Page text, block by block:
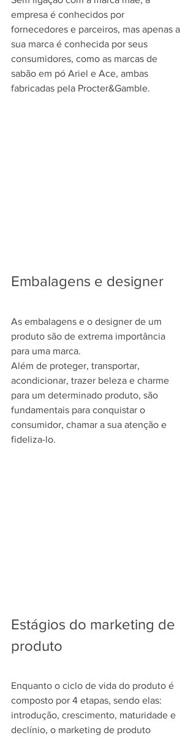
empresa é conhecidos por
fornecedores e parceiros, mas apenas a
sua marca é conhecida por seus
consumidores, como as marcas de
sabão em pó Ariel e Ace, ambas
fabricadas pela Procter&Gamble.
Embalagens e designer
As embalagens e o designer de um
produto são de extrema importância
para uma marca.
Além de proteger, transportar,
acondicionar, trazer beleza e charme
para um determinado produto, são
fundamentais para conquistar o
consumidor, chamar a sua atenção e
fideliza-lo.
Estágios do marketing de
produto
Enquanto o ciclo de vida do produto é
composto por 4 etapas, sendo elas:
introdução, crescimento, maturidade e
declínio, o marketing de produto